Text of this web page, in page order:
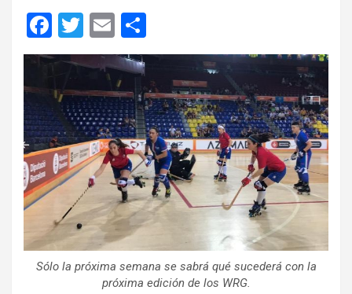
F
a
ce
b
o
o
k
T
wi
tt
er
E
m
ail
o
m
p
ar
tir
Sólo la próxima semana se sabrá qué sucederá con la
próxima edición de los WRG.